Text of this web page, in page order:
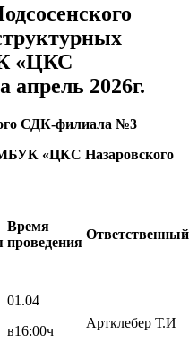
«ЦКС
2026г.
СДК-филиала №3
«ЦКС Назаровского
Время
проведения
Ответственный
01.04
в16:00ч
Артклебер Т.И